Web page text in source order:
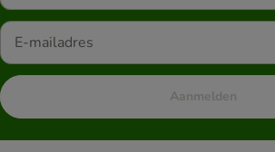
Aanmelden